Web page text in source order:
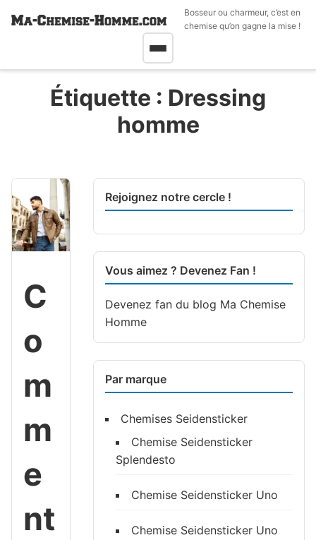
Bosseur ou charmeur, c’est en
chemise qu’on gagne la mise !
Étiquette : Dressing
homme
C
o
m
m
e
nt
Rejoignez notre cercle !
Vous aimez ? Devenez Fan !
Devenez fan du blog Ma Chemise
Homme
Par marque
Chemises Seidensticker
Chemise Seidensticker
Splendesto
Chemise Seidensticker Uno
Chemise Seidensticker Uno